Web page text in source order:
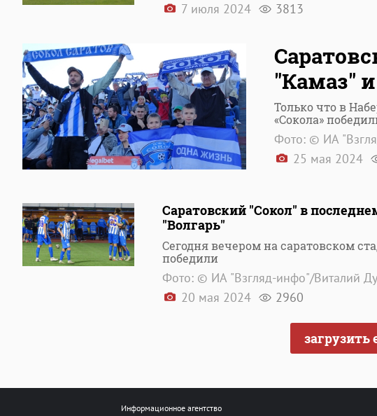
7 июля 2024
3813
"Камаз"
Только что в
«Сокола»
Фото: © ИА
25 мая 2024
Саратовский "Сокол" в
"Волгарь"
Сегодня вечером на саратовском
победили
Фото: © ИА "Взгляд-инфо"/Виталий
20 мая 2024
2960
загрузить
Информационное агентство